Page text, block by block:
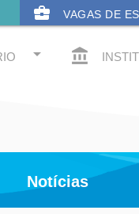
business_center VAGAS DE
arrow_drop_down account_balance
Notícias